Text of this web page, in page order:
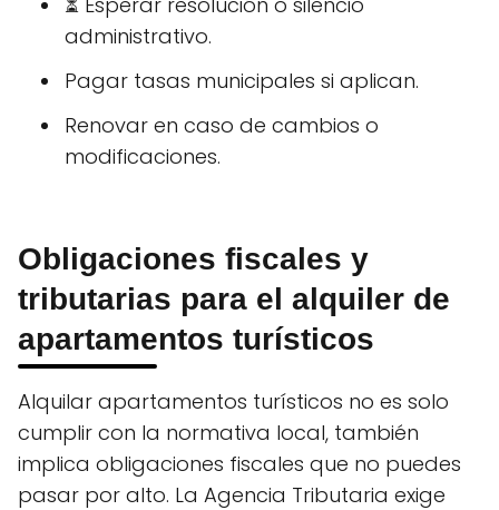
administrativo.
Pagar tasas municipales si aplican.
Renovar en caso de cambios o
modificaciones.
Obligaciones fiscales y
tributarias para el alquiler de
apartamentos turísticos
Alquilar apartamentos turísticos no es solo
cumplir con la normativa local, también
implica obligaciones fiscales que no puedes
pasar por alto. La Agencia Tributaria exige